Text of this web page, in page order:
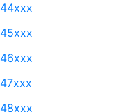
44xxx
45xxx
46xxx
47xxx
48xxx